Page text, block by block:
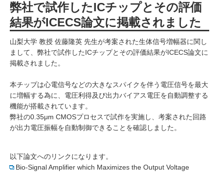
弊社で試作したICチップとその評価
結果がICECS論文に掲載されました
山梨大学 教授 佐藤隆英 先生が考案された生体信号増幅器に関し
まして、弊社で試作したICチップとその評価結果がICECS論文に
掲載されました。
本チップは心電信号などの大きなスパイクを伴う電圧信号を最大
に増幅する為に、電圧利得及び出力バイアス電圧を自動調整する
機能が搭載されています。
弊社の0.35μm CMOSプロセスで試作を実施し、考案された回路
が出力電圧振幅を自動制御できることを確認しました。
以下論文へのリンクになります。
Bio-Signal Amplifier which Maximizes the Output Voltage